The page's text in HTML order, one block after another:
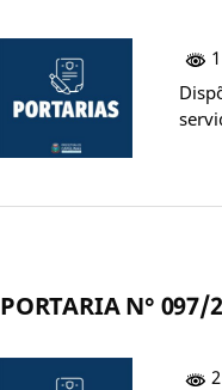
1
PORTARIA N° 097/
2